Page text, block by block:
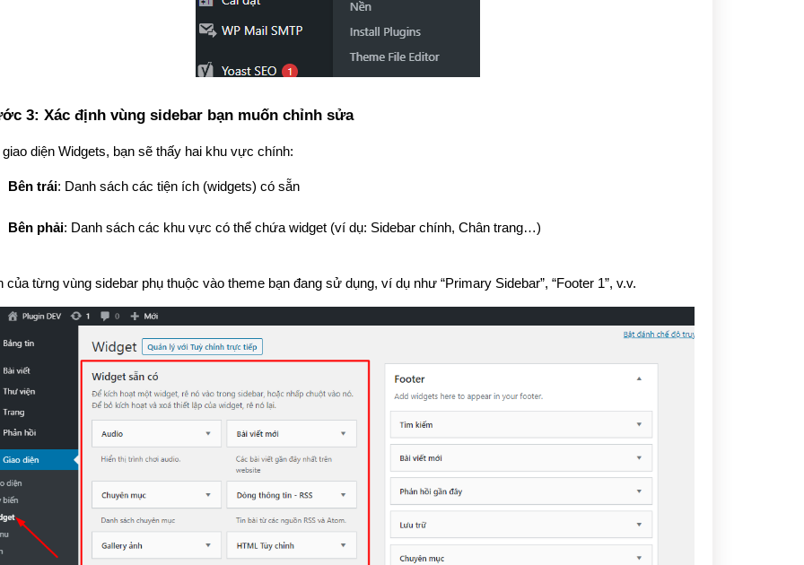
3: Xác định vùng sidebar bạn muốn chỉnh sửa
giao diện Widgets, bạn sẽ thấy hai khu vực chính:
Bên trái: Danh sách các tiện ích (widgets) có sẵn
Bên phải: Danh sách các khu vực có thể chứa widget (ví dụ: Sidebar chính, Chân trang…)
của từng vùng sidebar phụ thuộc vào theme bạn đang sử dụng, ví dụ như “Primary Sidebar”, “Footer 1”, v.v.